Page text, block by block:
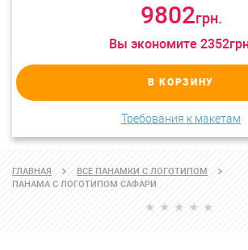
9802грн.
Вы экономите 2352
В КОРЗИНУ
Требования к макетам
ГЛАВНАЯ
ВСЕ ПАНАМКИ С ЛОГОТИПОМ
ПАНАМА С ЛОГОТИПОМ САФАРИ